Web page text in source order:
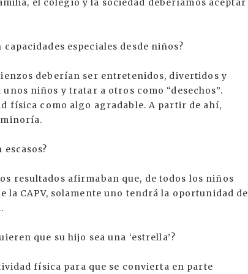
el colegio y la sociedad deberíamos aceptar
especiales desde niños?
deberían ser entretenidos, divertidos y
niños y tratar a otros como “desechos”.
física como algo agradable. A partir de ahí,
minoría.
resultados afirmaban que, de todos los niños
CAPV, solamente uno tendrá la oportunidad de
que su hijo sea una ‘estrella’?
física para que se convierta en parte